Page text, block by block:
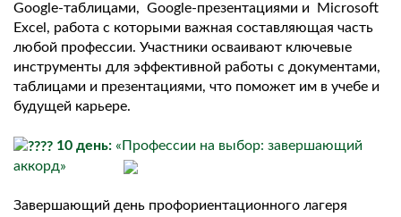
Google-таблицами, Google-презентациями и Microsoft
Excel, работа с которыми важная составляющая часть
любой профессии. Участники осваивают ключевые
инструменты для эффективной работы с документами,
таблицами и презентациями, что поможет им в учебе и
будущей карьере.
10 день: «Профессии на выбор: завершающий
аккорд»
Завершающий день профориентационного лагеря